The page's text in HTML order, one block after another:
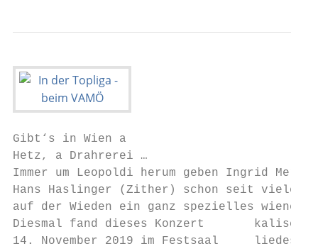
Gibt‘s in Wien a
Hetz, a Drahrerei …
Immer um Leopoldi herum geben Ingrid
Hans Haslinger (Zither) schon seit vielen
auf der Wieden ein ganz spezielles
Diesmal fand dieses Konzert       kalische
14. November 2019 im Festsaal     liedes